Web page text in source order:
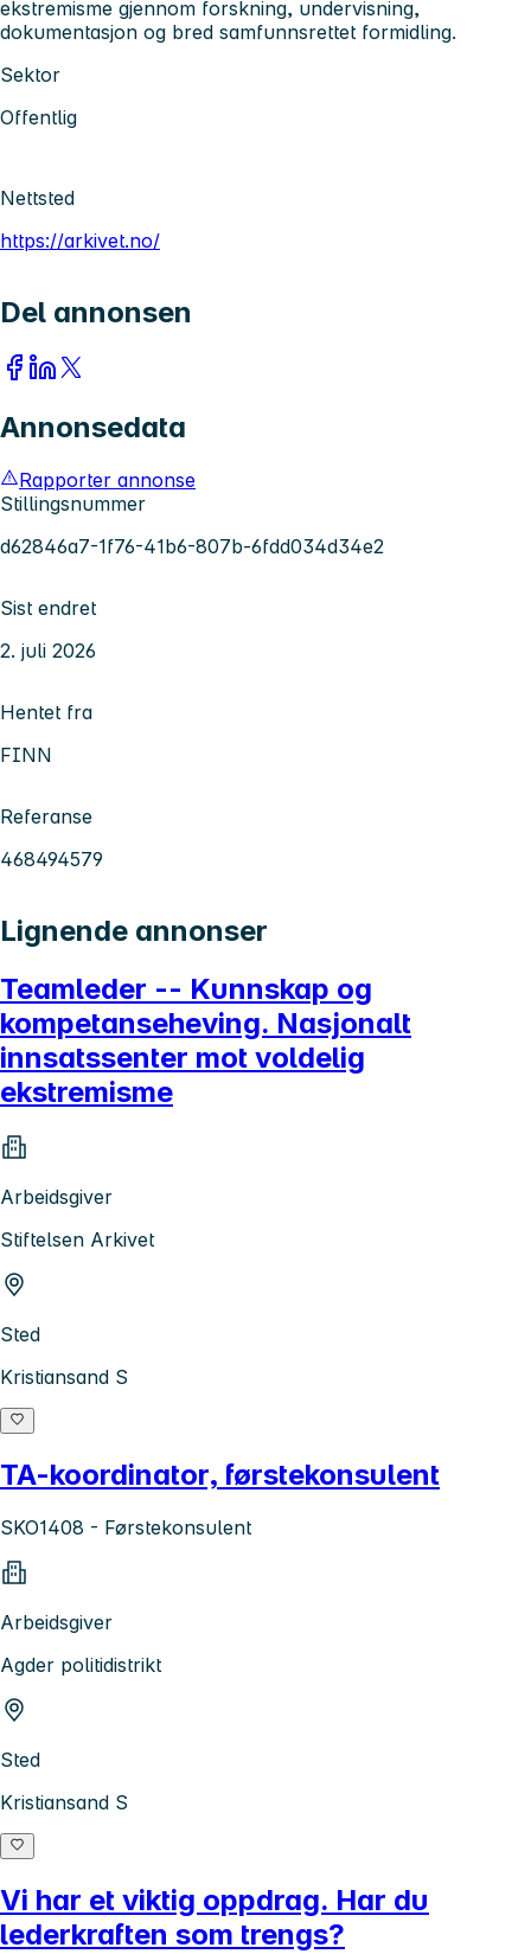
ekstremisme gjennom forskning, undervisning,
dokumentasjon og bred samfunnsrettet formidling.
Sektor
Offentlig
Nettsted
https://arkivet.no/
Del annonsen
Annonsedata
Rapporter annonse
Stillingsnummer
d62846a7-1f76-41b6-807b-6fdd034d34e2
Sist endret
2. juli 2026
Hentet fra
FINN
Referanse
468494579
Lignende annonser
Teamleder -- Kunnskap og
kompetanseheving. Nasjonalt
innsatssenter mot voldelig
ekstremisme
Arbeidsgiver
Stiftelsen Arkivet
Sted
Kristiansand S
TA-koordinator, førstekonsulent
SKO1408 - Førstekonsulent
Arbeidsgiver
Agder politidistrikt
Sted
Kristiansand S
Vi har et viktig oppdrag. Har du
lederkraften som trengs?